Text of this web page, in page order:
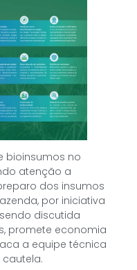
bioinsumos no
atenção a
dos insumos
por iniciativa
discutida
promete economia
a equipe técnica